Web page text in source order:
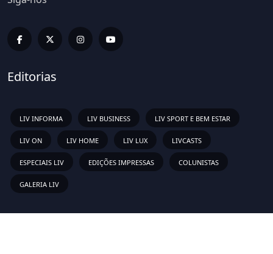
Editorias
LIV INFORMA LIV BUSINESS LIV SPORT E BEM ESTAR
LIV ON LIV HOME LIV LUX LIVCASTS
ESPECIAIS LIV EDIÇÕES IMPRESSAS COLUNISTAS
GALERIA LIV